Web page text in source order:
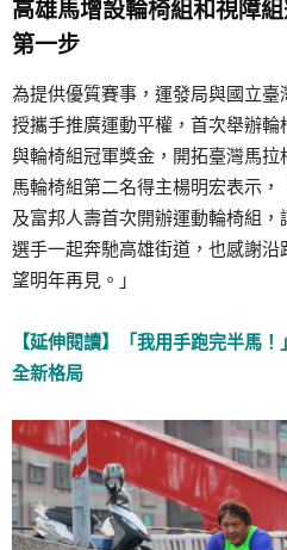
高雄馬增設輪椅組和視障
第一步
為提供優質賽事，運發局與國立
授攜手推廣運動平權，首次舉辦
與輪椅組冠軍獎金，開拓臺灣馬
馬輪椅組第二名得主楊明宏表示
及富邦人壽首次開辦運動輪椅組
選手一起奔馳高雄街道，也感謝
望明年再見。」
【延伸閱讀】「我用手跑完半馬
全新格局